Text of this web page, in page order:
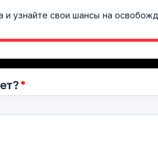
и узнайте свои шансы на